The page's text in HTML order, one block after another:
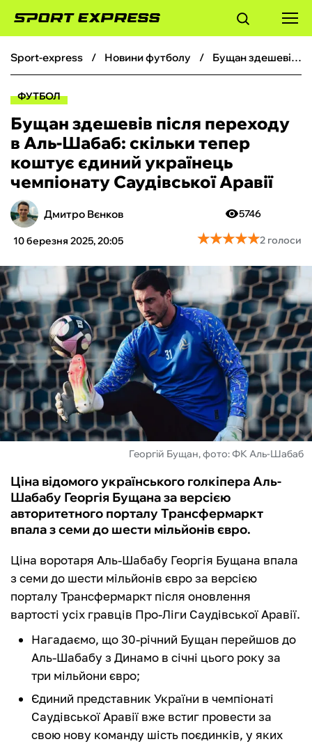
ФУТБОЛ
БОКС
ХОКЕЙ
ТЕНІС
КІБЕРСПОРТ
ЧС-2026
ФУТЗАЛ
ІНШІ
БУКМЕКЕРИ
sport-express новини футболу Бущан здешевів після переходу в Аль-Шабаб: скільки тепер коштує єдиний українець чемпіонату Саудівської Аравії
ФУТБОЛ
Бущан здешевів після переходу
в Аль-Шабаб: скільки тепер
коштує єдиний українець
чемпіонату Саудівської Аравії
Дмитро Вєнков
10 березня 2025, 20:05
5746
★★★★★
★★★★★2 голоси
Георгій Бущан, фото: ФК Аль-Шабаб
Ціна відомого українського голкіпера Аль-
Шабабу Георгія Бущана за версією
авторитетного порталу Трансфермаркт
впала з семи до шести мільйонів євро.
Ціна воротаря Аль-Шабабу Георгія Бущана впала
з семи до шести мільйонів євро за версією
порталу Трансфермаркт після оновлення
вартості усіх гравців Про-Ліги Саудівської Аравії.
Нагадаємо, що 30-річний Бущан перейшов до
Аль-Шабабу з Динамо в січні цього року за
три мільйони євро;
Єдиний представник України в чемпіонаті
Саудівської Аравії вже встиг провести за
свою нову команду шість поєдинків, у яких